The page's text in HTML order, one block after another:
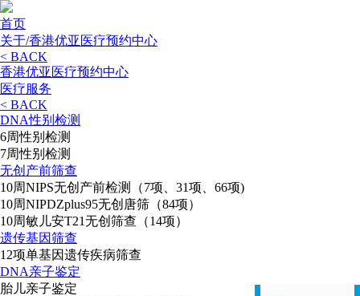
首页
关于/香港优亚医疗预约中心
< BACK
香港优亚医疗预约中心
医疗服务
< BACK
DNA性别检测
6周性别检测
7周性别检测
无创产前筛查
10周NIPS无创产前检测（7项、31项、66项)
10周NIPDZplus95无创唐筛（84项）
10周敏儿安T21无创筛查（14项）
遗传基因筛查
12项单基因遗传疾病筛查
DNA亲子鉴定
胎儿亲子鉴定